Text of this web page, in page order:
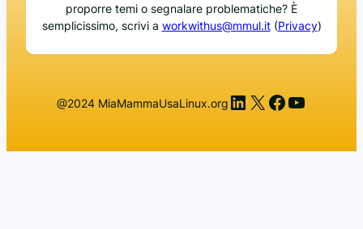
proporre temi o segnalare problematiche? È
semplicissimo, scrivi a workwithus@mmul.it(Privacy)
@2024 MiaMammaUsaLinux.org LinkedIn
X Facebook